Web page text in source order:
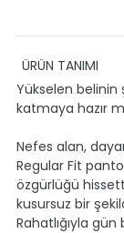
ÜRÜN TANIMI
Yükselen belinin
katmaya hazır
Nefes alan,
Regular Fit
özgürlüğü
kusursuz bir
Rahatlığıyla